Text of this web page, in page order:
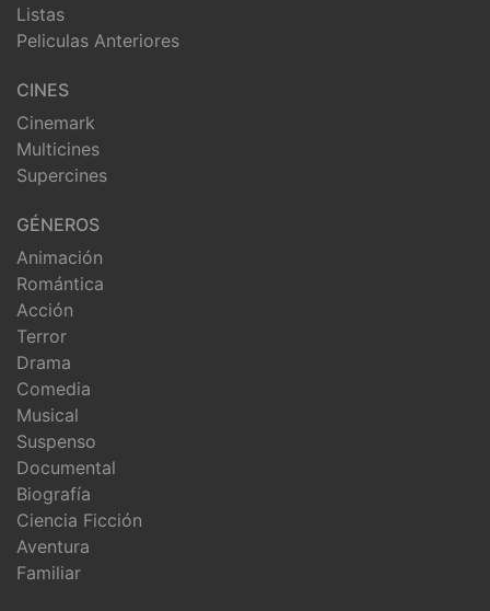
Listas
Peliculas Anteriores
CINES
Cinemark
Multicines
Supercines
GÉNEROS
Animación
Romántica
Acción
Terror
Drama
Comedia
Musical
Suspenso
Documental
Biografía
Ciencia Ficción
Aventura
Familiar